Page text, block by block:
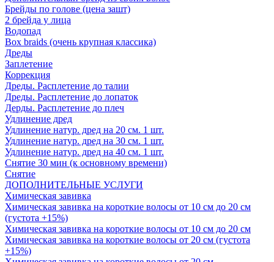
Брейды по голове (цена зашт)
2 брейда у лица
Водопад
Box braids (очень крупная классика)
Дреды
Заплетение
Коррекция
Дреды. Расплетение до талии
Дреды. Расплетение до лопаток
Дерды. Расплетение до плеч
Удлинение дред
Удлинение натур. дред на 20 см. 1 шт.
Удлинение натур. дред на 30 см. 1 шт.
Удлинение натур. дред на 40 см. 1 шт.
Снятие 30 мин (к основному времени)
Снятие
ДОПОЛНИТЕЛЬНЫЕ УСЛУГИ
Химическая завивка
Химическая завивка на короткие волосы от 10 см до 20 см
(густота +15%)
Химическая завивка на короткие волосы от 10 см до 20 см
Химическая завивка на короткие волосы от 20 см (густота
+15%)